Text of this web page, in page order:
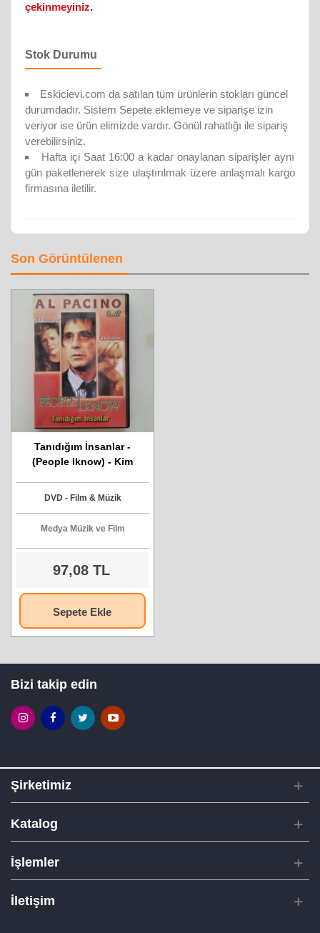
çekinmeyiniz.
Stok Durumu
Eskicievi.com da satılan tüm ürünlerin stokları güncel
durumdadır. Sistem Sepete eklemeye ve siparişe izin
veriyor ise ürün elimizde vardır. Gönül rahatlığı ile sipariş
verebilirsiniz.
Hafta içi Saat 16:00 a kadar onaylanan siparişler aynı
gün paketlenerek size ulaştırılmak üzere anlaşmalı kargo
firmasına iletilir.
Son Görüntülenen
Tanıdığım İnsanlar -
(People Iknow) - Kim
DVD - Film & Müzik
Medya Müzik ve Film
97,08 TL
Sepete Ekle
Bizi takip edin
Şirketimiz
Katalog
İşlemler
İletişim